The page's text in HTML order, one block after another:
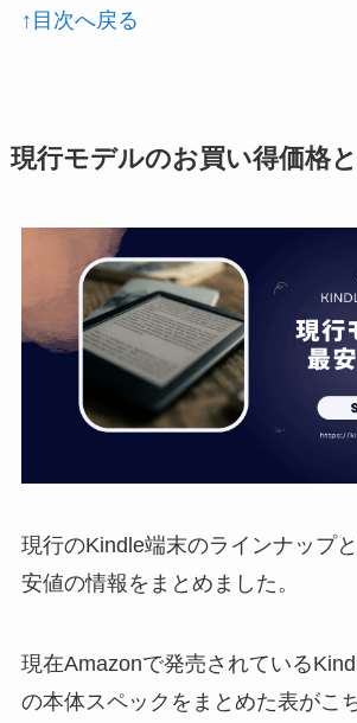
↑目次へ戻る
現行モデルのお買い得価格
現行のKindle端末のラインナップ
安値の情報をまとめました。
現在Amazonで発売されている
の本体スペックをまとめた表がこ